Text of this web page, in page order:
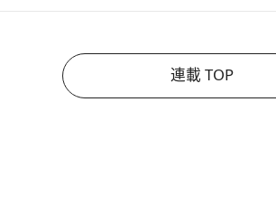
連載 TOP